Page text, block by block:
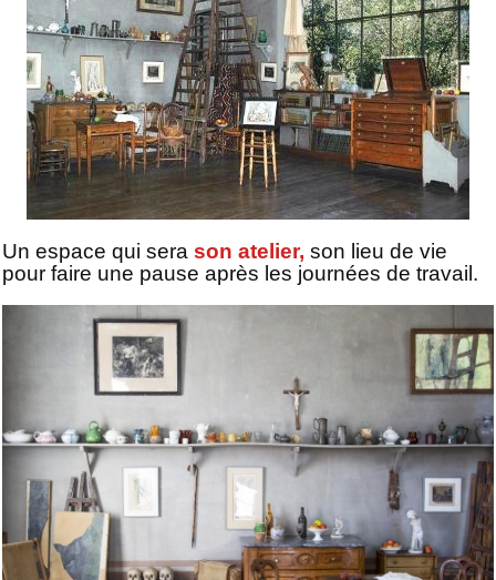
Un espace qui sera son atelier, son lieu de vie
pour faire une pause après les journées de travail.